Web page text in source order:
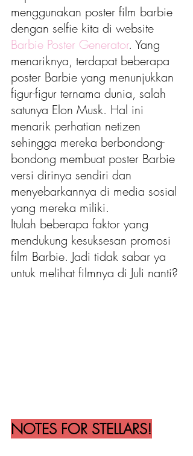
menggunakan poster film barbie
dengan selfie kita di website
Barbie Poster Generator. Yang
menariknya, terdapat beberapa
poster Barbie yang menunjukkan
figur-figur ternama dunia, salah
satunya Elon Musk. Hal ini
menarik perhatian netizen
sehingga mereka berbondong-
bondong membuat poster Barbie
versi dirinya sendiri dan
menyebarkannya di media sosial
yang mereka miliki.
Itulah beberapa faktor yang
mendukung kesuksesan promosi
film Barbie. Jadi tidak sabar ya
untuk melihat filmnya di Juli nanti?
NOTES FOR STELLARS!